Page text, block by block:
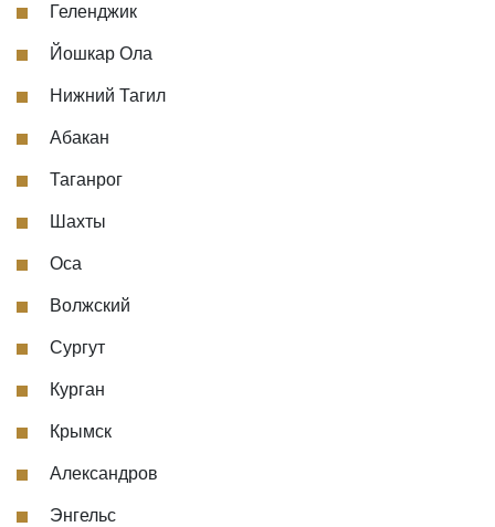
Геленджик
Йошкар Ола
Нижний Тагил
Абакан
Таганрог
Шахты
Оса
Волжский
Сургут
Курган
Крымск
Александров
Энгельс